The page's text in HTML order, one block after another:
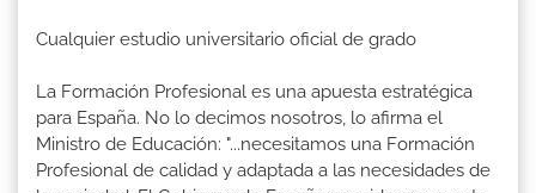
Cualquier estudio universitario oficial de grado
La Formación Profesional es una apuesta estratégica
para España. No lo decimos nosotros, lo afirma el
Ministro de Educación: "...necesitamos una Formación
Profesional de calidad y adaptada a las necesidades de